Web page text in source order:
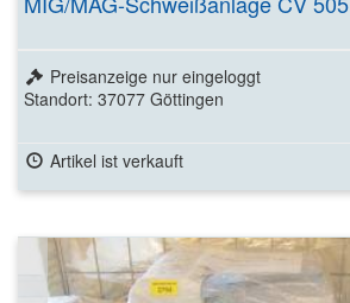
Preisanzeige nur eingeloggt
Standort: 37077 Göttingen
Artikel ist verkauft